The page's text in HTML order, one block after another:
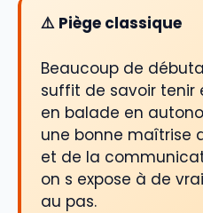
⚠️ Piège classique
Beaucoup de
suffit de savoir tenir
en balade en
une bonne maîtrise
et de la
on s expose à de
au pas.